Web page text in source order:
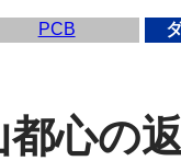
PCB
心の